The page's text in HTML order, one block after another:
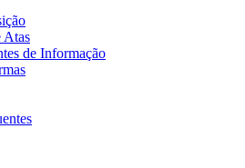
Atas
de Informação